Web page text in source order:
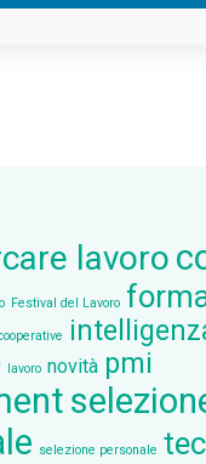
lavoro
Festival del Lavoro
lavoro novità pmi
selezione personale